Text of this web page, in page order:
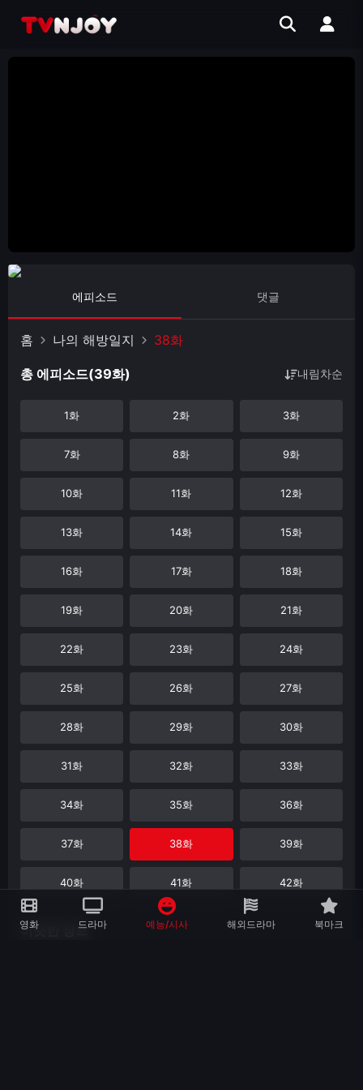
에피소드 댓글
홈 나의 해방일지 38화
총 에피소드(39화) 내림차순
1화 2화 3화
7화 8화 9화
10화 11화 12화
13화 14화 15화
16화 17화 18화
19화 20화 21화
22화 23화 24화
25화 26화 27화
28화 29화 30화
31화 32화 33화
34화 35화 36화
37화 38화 39화
40화 41화 42화
비슷한 장르
영화 드라마 예능/시사 해외드라마 북마크